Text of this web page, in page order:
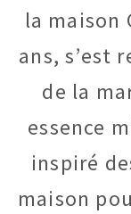
la maison
ans, s’est
de la
essence
inspiré
maison